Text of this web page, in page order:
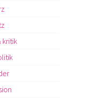
kritik